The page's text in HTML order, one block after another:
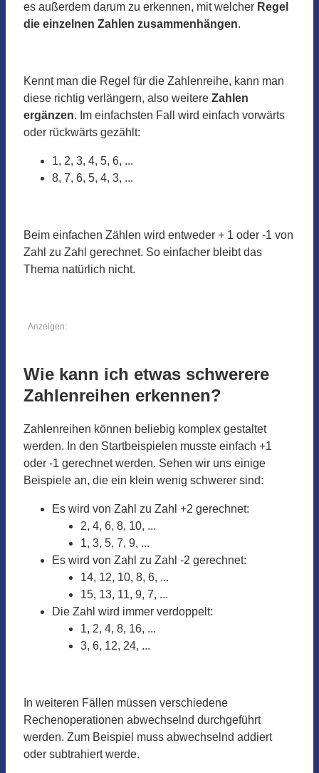
es außerdem darum zu erkennen, mit welcher Regel
die einzelnen Zahlen zusammenhängen.
Kennt man die Regel für die Zahlenreihe, kann man
diese richtig verlängern, also weitere Zahlen
ergänzen. Im einfachsten Fall wird einfach vorwärts
oder rückwärts gezählt:
1, 2, 3, 4, 5, 6, ...
8, 7, 6, 5, 4, 3, ...
Beim einfachen Zählen wird entweder + 1 oder -1 von
Zahl zu Zahl gerechnet. So einfacher bleibt das
Thema natürlich nicht.
Anzeigen:
Wie kann ich etwas schwerere
Zahlenreihen erkennen?
Zahlenreihen können beliebig komplex gestaltet
werden. In den Startbeispielen musste einfach +1
oder -1 gerechnet werden. Sehen wir uns einige
Beispiele an, die ein klein wenig schwerer sind:
Es wird von Zahl zu Zahl +2 gerechnet:
2, 4, 6, 8, 10, ...
1, 3, 5, 7, 9, ...
Es wird von Zahl zu Zahl -2 gerechnet:
14, 12, 10, 8, 6, ...
15, 13, 11, 9, 7, ...
Die Zahl wird immer verdoppelt:
1, 2, 4, 8, 16, ...
3, 6, 12, 24, ...
In weiteren Fällen müssen verschiedene
Rechenoperationen abwechselnd durchgeführt
werden. Zum Beispiel muss abwechselnd addiert
oder subtrahiert werde.